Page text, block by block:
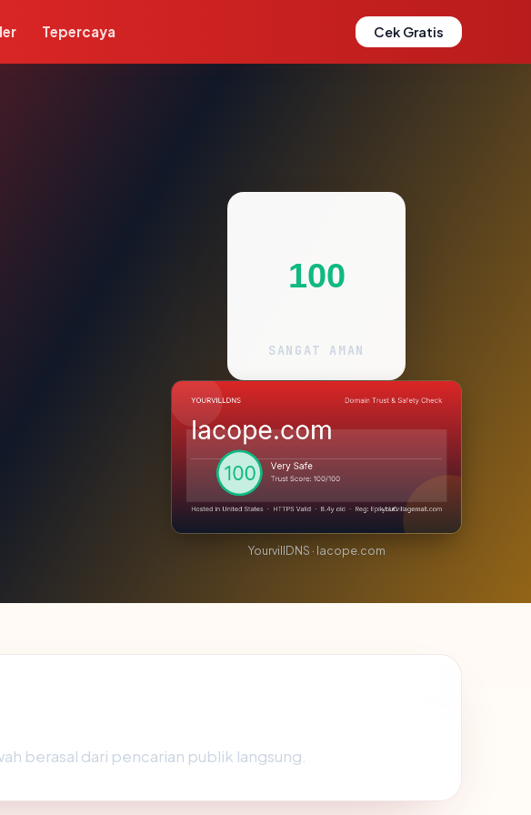
Tepercaya Cek Gratis
100
SANGAT AMAN
YourvillDNS · lacope.com
berasal dari pencarian publik langsung.